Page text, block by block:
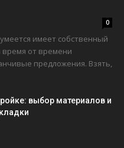
0
имеет собственный
от времени
предложения. Взять,
выбор материалов и